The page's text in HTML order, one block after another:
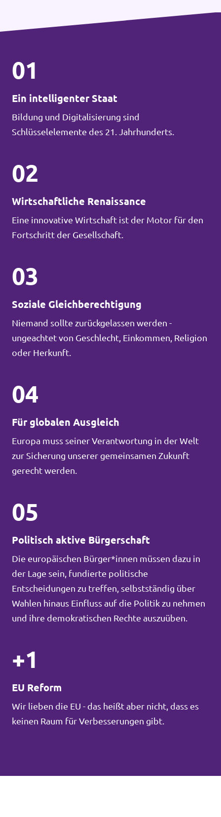
01
Ein intelligenter Staat
Bildung und Digitalisierung sind
Schlüsselelemente des 21. Jahrhunderts.
02
Wirtschaftliche Renaissance
Eine innovative Wirtschaft ist der Motor für den
Fortschritt der Gesellschaft.
03
Soziale Gleichberechtigung
Niemand sollte zurückgelassen werden -
ungeachtet von Geschlecht, Einkommen, Religion
oder Herkunft.
04
Für globalen Ausgleich
Europa muss seiner Verantwortung in der Welt
zur Sicherung unserer gemeinsamen Zukunft
gerecht werden.
05
Politisch aktive Bürgerschaft
Die europäischen Bürger*innen müssen dazu in
der Lage sein, fundierte politische
Entscheidungen zu treffen, selbstständig über
Wahlen hinaus Einfluss auf die Politik zu nehmen
und ihre demokratischen Rechte auszuüben.
+1
EU Reform
Wir lieben die EU - das heißt aber nicht, dass es
keinen Raum für Verbesserungen gibt.